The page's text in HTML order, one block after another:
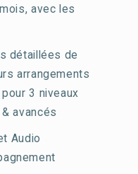
avec les
détaillées de
arrangements
3 niveaux
avancés
Audio